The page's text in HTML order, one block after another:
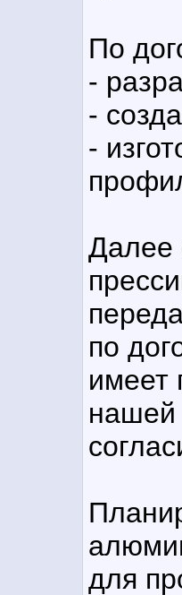
По
-
-
-
Далее
по
имеет
нашей
для